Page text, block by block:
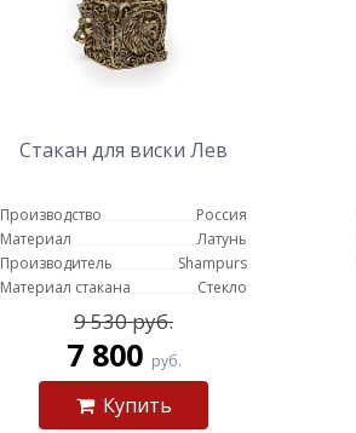
Стакан для виски Лев
Производство
Россия
Материал
Латунь
Производитель
Shampurs
Материал стакана
Стекло
9 530 руб.
7 800 руб.
Купить